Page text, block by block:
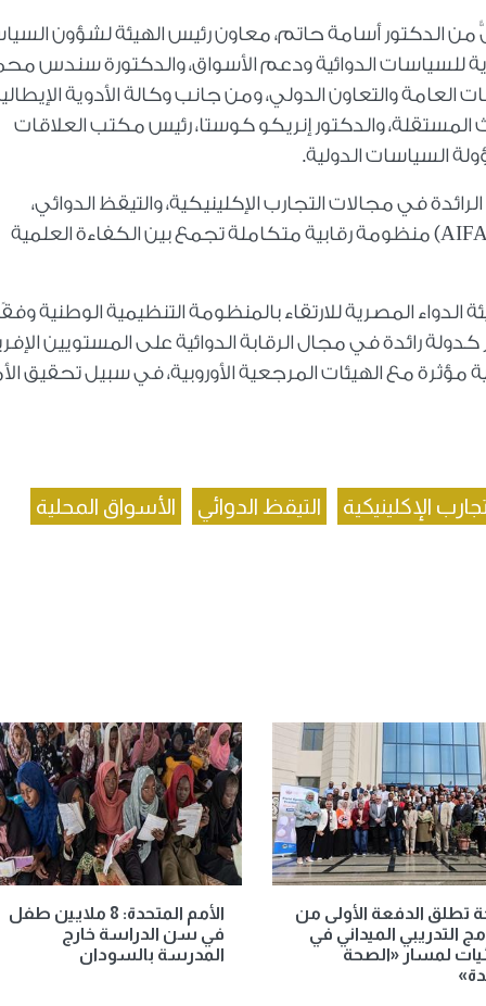
من الدكتور أسامة حاتم، معاون رئيس الهيئة لشؤون
للسياسات الدوائية ودعم الأسواق، والدكتورة سندس
والتعاون الدولي، ومن جانب وكالة الأدوية
والدكتور إنريكو كوستا، رئيس مكتب العلاقات
السياسات الدولية.
في مجالات التجارب الإكلينيكية، والتيقظ الدوائي،
والتقييم العلمي للأدوية، حيث تمتلك وكالة (AIFA) منظومة رقابية متكاملة تجمع بين الكفاءة العلمية
المصرية للارتقاء بالمنظومة التنظيمية الوطنية
رائدة في مجال الرقابة الدوائية على المستويين
مؤثرة مع الهيئات المرجعية الأوروبية، في سبيل تحقيق
الإكلينيكية التيقظ الدوائي الأسواق المحلية
تطلق الدفعة الأولى من
التدريبي الميداني في
لمسار «الصحة
الأمم المتحدة: 8 ملايين طفل
في سن الدراسة خارج
المدرسة بالسودان